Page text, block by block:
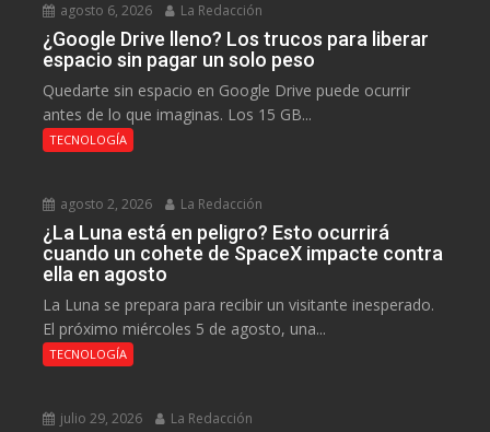
agosto 6, 2026 La Redacción
¿Google Drive lleno? Los trucos para liberar
espacio sin pagar un solo peso
Quedarte sin espacio en Google Drive puede ocurrir
antes de lo que imaginas. Los 15 GB...
TECNOLOGÍA
agosto 2, 2026 La Redacción
¿La Luna está en peligro? Esto ocurrirá
cuando un cohete de SpaceX impacte contra
ella en agosto
La Luna se prepara para recibir un visitante inesperado.
El próximo miércoles 5 de agosto, una...
TECNOLOGÍA
julio 29, 2026 La Redacción